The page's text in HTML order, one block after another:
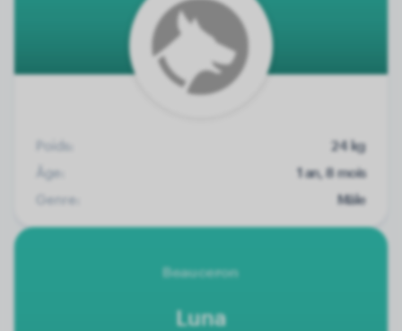
Poids:
24 kg
Âge:
1 an, 8 mois
Genre:
Mâle
Beauceron
Luna